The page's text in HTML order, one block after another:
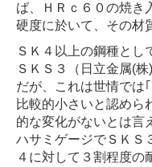
ば、ＨＲｃ６０の焼き
硬度に於いて、その材
ＳＫ４以上の鋼種とし
ＳＫＳ３（日立金属(
だが、これは世情では
比較的小さいと認めら
的な変化がないとは言
ハサミゲージでＳＫＳ
４に対して３割程度の